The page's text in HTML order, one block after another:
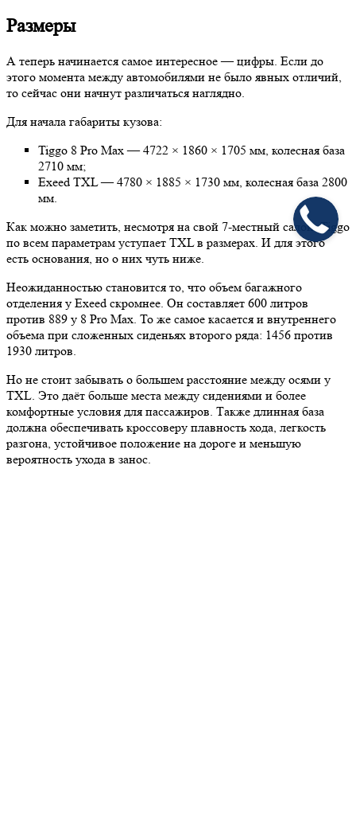
Размеры
А теперь начинается самое интересное — цифры. Если до
этого момента между автомобилями не было явных отличий,
то сейчас они начнут различаться наглядно.
Для начала габариты кузова:
Tiggo 8 Pro Max — 4722 × 1860 × 1705 мм, колесная база
2710 мм;
Exeed TXL — 4780 × 1885 × 1730 мм, колесная база 2800
мм.
Как можно заметить, несмотря на свой 7-местный салон, Tiggo
по всем параметрам уступает TXL в размерах. И для этого
есть основания, но о них чуть ниже.
Неожиданностью становится то, что объем багажного
отделения у Exeed скромнее. Он составляет 600 литров
против 889 у 8 Pro Max. То же самое касается и внутреннего
объема при сложенных сиденьях второго ряда: 1456 против
1930 литров.
Но не стоит забывать о большем расстояние между осями у
TXL. Это даёт больше места между сидениями и более
комфортные условия для пассажиров. Также длинная база
должна обеспечивать кроссоверу плавность хода, легкость
разгона, устойчивое положение на дороге и меньшую
вероятность ухода в занос.